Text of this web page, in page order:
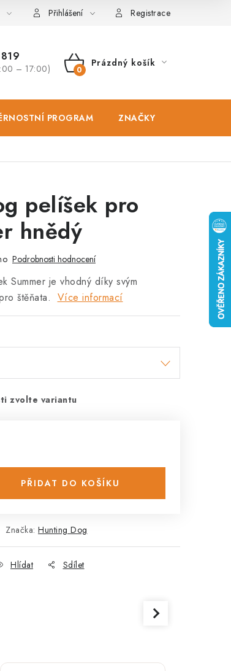
Zásady použivání souboru cookies
Přihlášení Registrace
– 17:00)
NÁKUPNÍ
Prázdný košík
PROGRAM ZNAČKY
pelíšek pro
hnědý
Podrobnosti hodnocení
Summer je vhodný díky svým
štěňata. Více informací
zvolte variantu
PŘIDAT DO KOŠÍKU
Značka: Hunting Dog
Hlídat Sdílet